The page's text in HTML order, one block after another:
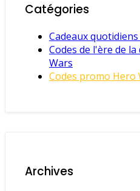
Catégories
Cadeaux
Codes de l'ère de
Wars
Codes promo Hero
Archives